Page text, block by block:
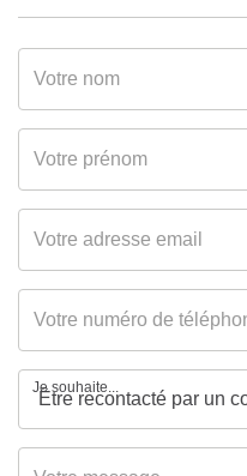
Je souhaite...